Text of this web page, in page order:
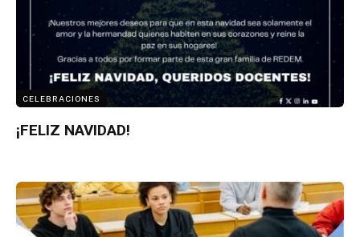
CELEBRACIONES
¡FELIZ NAVIDAD!